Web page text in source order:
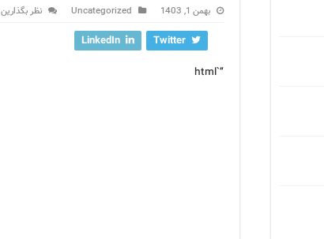
بهمن 1, 1403 Uncategorized نظر بگذارین
Twitter
LinkedIn
“`html